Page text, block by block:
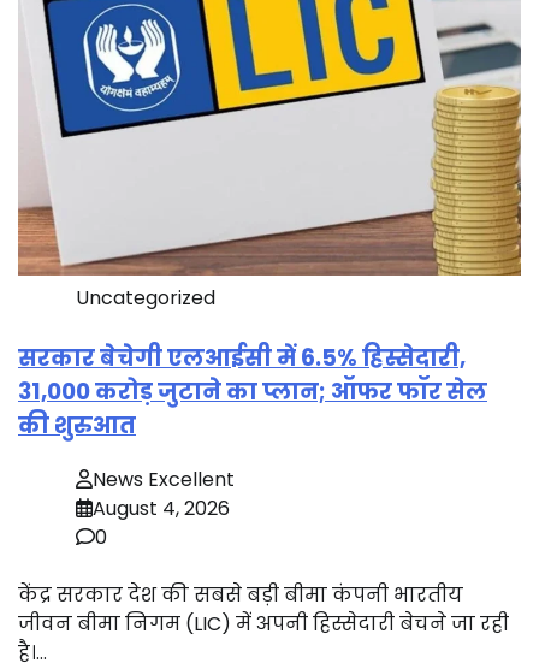
Uncategorized
सरकार बेचेगी एलआईसी में 6.5% हिस्सेदारी,
31,000 करोड़ जुटाने का प्लान; ऑफर फॉर सेल
की शुरुआत
News Excellent
August 4, 2026
0
केंद्र सरकार देश की सबसे बड़ी बीमा कंपनी भारतीय
जीवन बीमा निगम (LIC) में अपनी हिस्सेदारी बेचने जा रही
है।…